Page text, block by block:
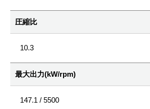
圧縮比
10.3
最大出力(kW/rpm)
147.1 / 5500